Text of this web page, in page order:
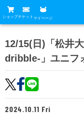
ショップチケット マイページ
グッズ
ホームタウン
トップチーム
試合
試合日程
チケット
チケットガイド
チーム
12/15(日)「松井
dribble-」ユニフ
2024.10.11 Fri